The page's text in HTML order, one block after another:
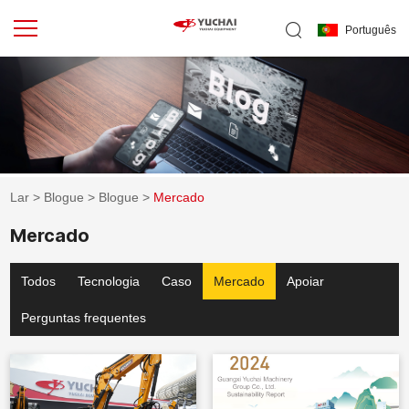
Português
Lar > Blogue > Blogue > Mercado
Mercado
Todos Tecnologia Caso Mercado Apoiar
Perguntas frequentes